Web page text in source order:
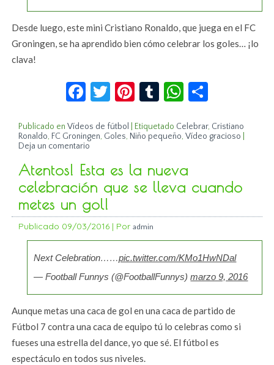
Desde luego, este mini Cristiano Ronaldo, que juega en el FC
Groningen, se ha aprendido bien cómo celebrar los goles… ¡lo
clava!
Facebook
Twitter
Pinterest
TumblrWhatsApp
Publicado en Vídeos de fútbol Etiquetado Celebrar, Cristiano
Ronaldo, FC Groningen, Goles, Niño pequeño,Vídeo gracioso
Deja un comentario
Atentos! Esta es la nueva
celebración que se lleva cuando
metes un gol!
Publicado 09/03/2016 | Por admin
Next Celebration……pic.twitter.com/KMo1HwNDal
— Football Funnys (@FootballFunnys)marzo 9, 2016
Aunque metas una caca de gol en una caca de partido de
Fútbol 7 contra una caca de equipo tú lo celebras como si
fueses una estrella del dance, yo que sé. El fútbol es
espectáculo en todos sus niveles.